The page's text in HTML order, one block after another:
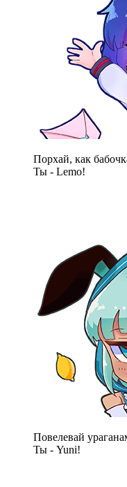
Порхай, как
Ты - Lemo!
Повелевай
Ты - Yuni!